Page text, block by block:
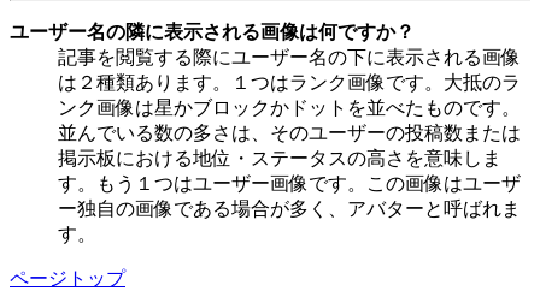
ユーザー名の隣に表示される画像は何ですか？
記事を閲覧する際にユーザー名の下に表示される画像
は２種類あります。１つはランク画像です。大抵のラ
ンク画像は星かブロックかドットを並べたものです。
並んでいる数の多さは、そのユーザーの投稿数または
掲示板における地位・ステータスの高さを意味しま
す。もう１つはユーザー画像です。この画像はユーザ
ー独自の画像である場合が多く、アバターと呼ばれま
す。
ページトップ